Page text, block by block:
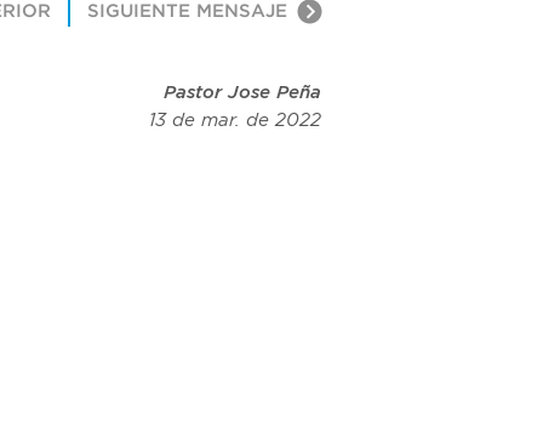
SIGUIENTE MENSAJE
Pastor Jose Peña
13 de mar. de 2022